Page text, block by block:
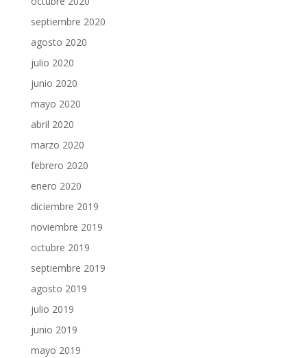
septiembre 2020
agosto 2020
julio 2020
junio 2020
mayo 2020
abril 2020
marzo 2020
febrero 2020
enero 2020
diciembre 2019
noviembre 2019
octubre 2019
septiembre 2019
agosto 2019
julio 2019
junio 2019
mayo 2019